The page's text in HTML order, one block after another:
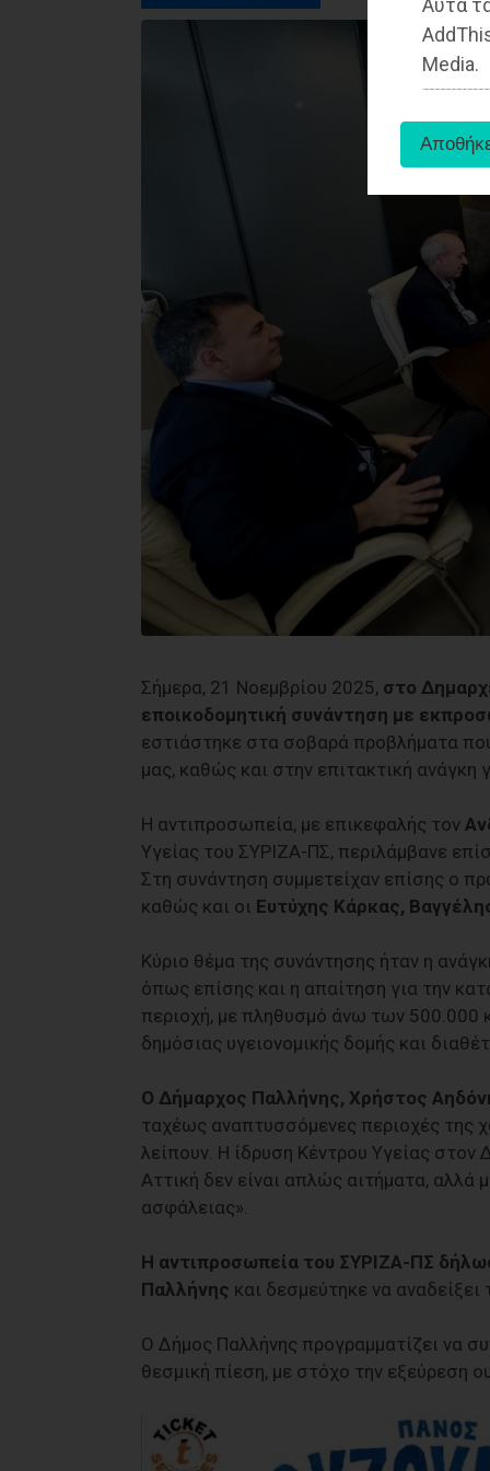
Αυτά
Media.
Σήμερα, 21 Νοεμβρίου 2025, στο
εποικοδομητική συνάντηση με
εστιάστηκε στα σοβαρά προβλήματα
μας, καθώς και στην επιτακτική
Η αντιπροσωπεία, με επικεφαλής τον
Υγείας του ΣΥΡΙΖΑ-ΠΣ, περιλάμβανε
Στη συνάντηση συμμετείχαν επίσης ο
καθώς και οι Ευτύχης Κάρκας,
Κύριο θέμα της συνάντησης ήταν η
όπως επίσης και η απαίτηση για την
περιοχή, με πληθυσμό άνω των 500.000
δημόσιας υγειονομικής δομής και
Ο Δήμαρχος Παλλήνης, Χρήστος
ταχέως αναπτυσσόμενες περιοχές της
λείπουν. Η ίδρυση Κέντρου Υγείας
Αττική δεν είναι απλώς αιτήματα, αλλά
ασφάλειας».
Η αντιπροσωπεία του ΣΥΡΙΖΑ-ΠΣ
Παλλήνης και δεσμεύτηκε να
Ο Δήμος Παλλήνης προγραμματίζει να
θεσμική πίεση, με στόχο την εξεύρεση